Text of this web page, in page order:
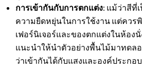
การเข้ากันกับการตกแต่ง: แม้ว่าสีที่
ความยืดหยุ่นในการใช้งาน แต่ควร
เฟอร์นิเจอร์และของตกแต่งในห้องนั่
แนะนำให้นำตัวอย่างพื้นไม้มาทดลอ
ว่าเข้ากันได้กับแสงและองค์ประกอ